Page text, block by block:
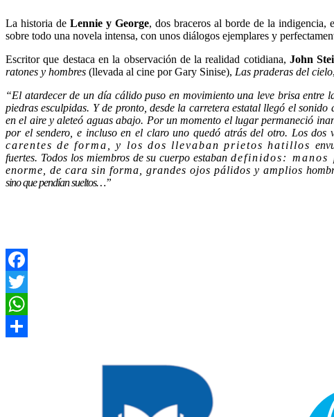
La historia de Lennie y George, dos braceros al borde de la indigencia,
sobre todo una novela intensa, con unos diálogos ejemplares y
Escritor que destaca en la observación de la realidad cotidiana,John
ratones y hombres (llevada al cine por Gary Sinise), Las praderas del cielo,
“El atardecer de un día cálido puso en movimiento una leve brisa entre
piedras esculpidas. Y de pronto, desde la carretera estatal llegó el sonido
en el aire y aleteó aguas abajo. Por un momento el lugar permaneció
por el sendero, e incluso en el claro uno quedó atrás del otro. Los dos
carentes de forma, y los dos llevaban prietos hatillos
fuertes. Todos los miembros de su cuerpo estabandefinidos:
enorme, de cara sin forma, grandes ojos pálidos y amplios
sino que pendían sueltos…”
Facebook
Twitter
WhatsApp